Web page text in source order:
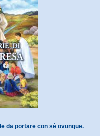
da portare con sé ovunque.